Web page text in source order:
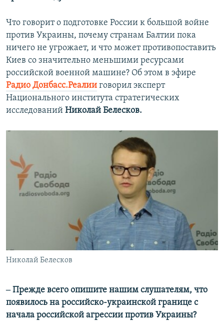
Что говорит о подготовке России к большой войне
против Украины, почему странам Балтии пока
ничего не угрожает, и что может противопоставить
Киев со значительно меньшими ресурсами
российской военной машине? Об этом в эфире
Радио Донбасс.Реалии говорил эксперт
Национального института стратегических
исследований Николай Белесков.
Николай Белесков
‒ Прежде всего опишите нашим слушателям, что
появилось на российско-украинской границе с
начала российской агрессии против Украины?